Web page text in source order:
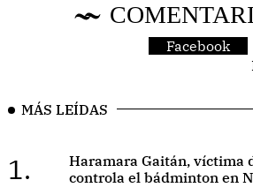
Facebook
MÁS LEÍDAS
1.
Haramara Gaitán, víctima
controla el bádminton en